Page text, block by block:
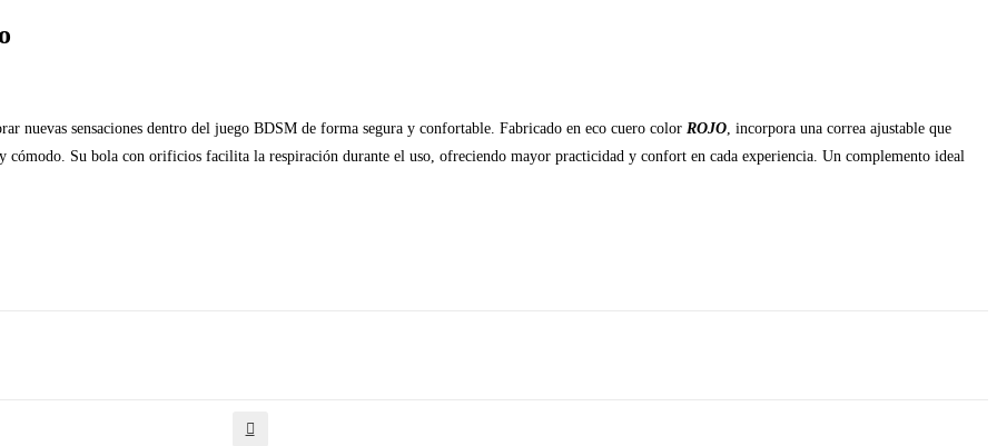
nuevas sensaciones dentro del juego BDSM de forma segura y confortable. Fabricado en eco cuero color ROJO, incorpora una correa ajustable que
cómodo. Su bola con orificios facilita la respiración durante el uso, ofreciendo mayor practicidad y confort en cada experiencia. Un complemento ideal